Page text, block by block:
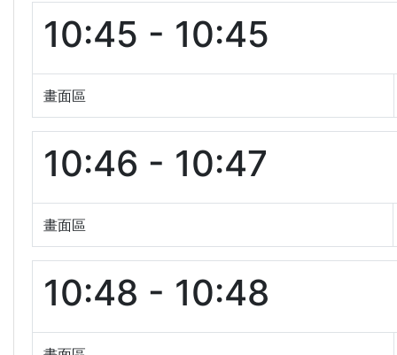
10:45 - 10:45
畫面區
10:46 - 10:47
畫面區
10:48 - 10:48